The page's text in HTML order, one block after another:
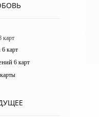
карт
6 карт
6 карт